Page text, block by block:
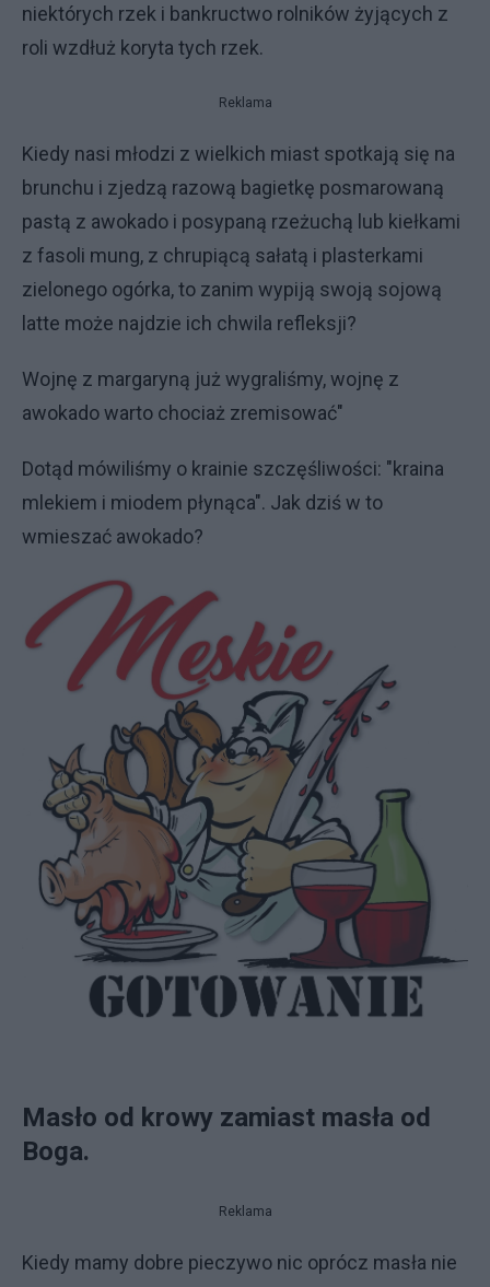
niektórych rzek i bankructwo rolników żyjących z
roli wzdłuż koryta tych rzek.
Reklama
Kiedy nasi młodzi z wielkich miast spotkają się na
brunchu i zjedzą razową bagietkę posmarowaną
pastą z awokado i posypaną rzeżuchą lub kiełkami
z fasoli mung, z chrupiącą sałatą i plasterkami
zielonego ogórka, to zanim wypiją swoją sojową
latte może najdzie ich chwila refleksji?
Wojnę z margaryną już wygraliśmy, wojnę z
awokado warto chociaż zremisować"
Dotąd mówiliśmy o krainie szczęśliwości: "kraina
mlekiem i miodem płynąca". Jak dziś w to
wmieszać awokado?
Masło od krowy zamiast masła od
Boga.
Reklama
Kiedy mamy dobre pieczywo nic oprócz masła nie